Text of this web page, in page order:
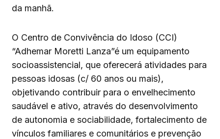
da manhã.
O Centro de Convivência do Idoso (CCI)
“Adhemar Moretti Lanza”é um equipamento
socioassistencial, que oferecerá atividades para
pessoas idosas (c/ 60 anos ou mais),
objetivando contribuir para o envelhecimento
saudável e ativo, através do desenvolvimento
de autonomia e sociabilidade, fortalecimento de
vínculos familiares e comunitários e prevenção